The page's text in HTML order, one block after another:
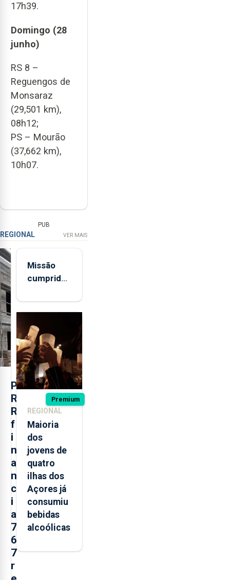
17h39.
Domingo (28
junho)
RS 8 –
Reguengos de
Monsaraz
(29,501 km),
08h12;
PS – Mourão
(37,662 km),
10h07.
PUB
REGIONAL VER MAIS
P
R
R
f
i
n
a
n
c
i
a
7
6
7
r
Missão
cumprida:
açorianos
após
missão na
Roménia
Premium
REGIONAL
Maioria
dos
jovens de
quatro
ilhas dos
Açores já
consumiu
bebidas
alcoólicas